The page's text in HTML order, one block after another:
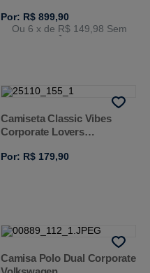
Por: R$ 899,90
Ou 6 x de R$ 149,98 Sem
Juros
Camiseta Classic Vibes
Corporate Lovers
Por: R$ 179,90
Camisa Polo Dual Corporate